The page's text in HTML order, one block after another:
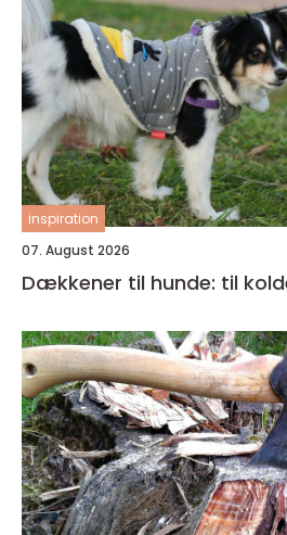
inspiration
07. August 2026
Dækkener til hunde: til